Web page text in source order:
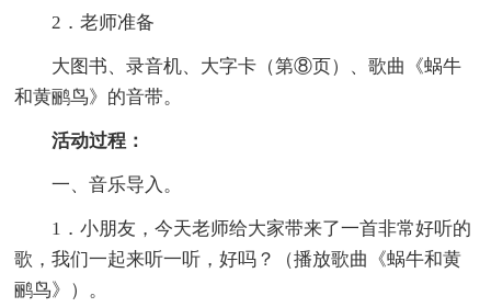
2．老师准备
大图书、录音机、大字卡（第⑧页）、歌曲《蜗牛
和黄鹂鸟》的音带。
活动过程：
一、音乐导入。
1．小朋友，今天老师给大家带来了一首非常好听的
歌，我们一起来听一听，好吗？（播放歌曲《蜗牛和黄
鹂鸟》）。